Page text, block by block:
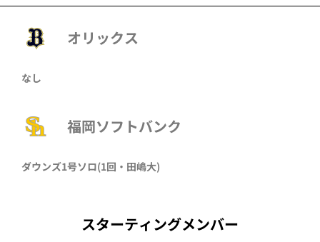
オリックス
なし
福岡ソフトバンク
ダウンズ1号ソロ(1回・ 田嶋大)
スターティングメンバー